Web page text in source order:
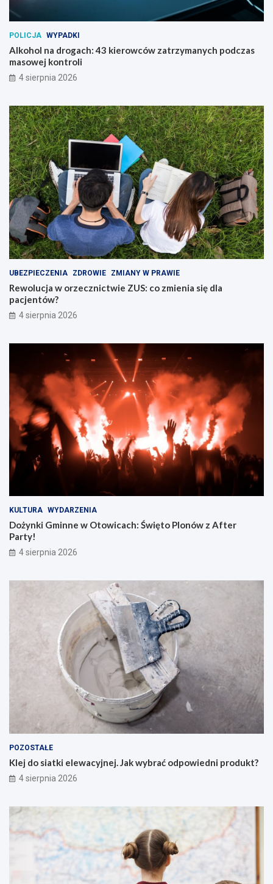
POLICJA WYPADKI
Alkohol na drogach: 43 kierowców zatrzymanych podczas
masowej kontroli
4 sierpnia 2026
UBEZPIECZENIA ZDROWIE ZMIANY W PRAWIE
Rewolucja w orzecznictwie ZUS: co zmienia się dla
pacjentów?
4 sierpnia 2026
KULTURA WYDARZENIA
Dożynki Gminne w Otowicach: Święto Plonów z After
Party!
4 sierpnia 2026
POZOSTAŁE
Klej do siatki elewacyjnej. Jak wybrać odpowiedni produkt?
4 sierpnia 2026